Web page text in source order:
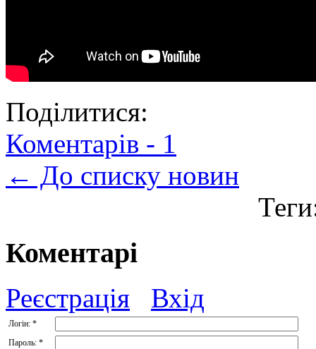
Поділитися:
Коментарів - 1
← До списку новин
Коментарі
Реєстрація Вхід
Логін: *
Пароль: *